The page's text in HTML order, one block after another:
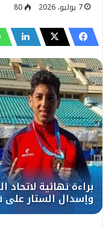
7 يوليو، 2026 80